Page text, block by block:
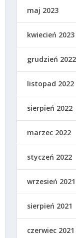
maj 2023
kwiecień 2023
grudzień 2022
listopad 2022
sierpień 2022
marzec 2022
styczeń 2022
wrzesień 2021
sierpień 2021
czerwiec 2021